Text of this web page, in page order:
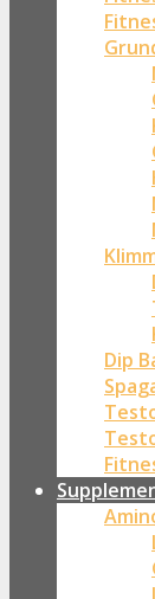
Dip